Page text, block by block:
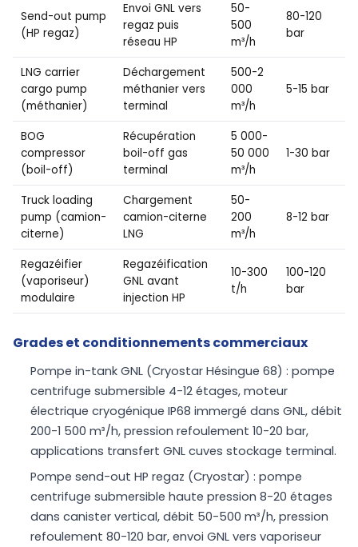
Send-out pump
(HP regaz)
Envoi GNL vers
regaz puis
réseau HP
50-
500
m³/h
80-120
bar
LNG carrier
cargo pump
(méthanier)
Déchargement
méthanier vers
terminal
500-2
000
m³/h
5-15 bar
BOG
compressor
(boil-off)
Récupération
boil-off gas
terminal
5 000-
50 000
m³/h
1-30 bar
Truck loading
pump (camion-
citerne)
Chargement
camion-citerne
LNG
50-
200
m³/h
8-12 bar
Regazéifier
(vaporiseur)
modulaire
Regazéification
GNL avant
injection HP
10-300
t/h
100-120
bar
Grades et conditionnements commerciaux
Pompe in-tank GNL (Cryostar Hésingue 68) : pompe
centrifuge submersible 4-12 étages, moteur
électrique cryogénique IP68 immergé dans GNL, débit
200-1 500 m³/h, pression refoulement 10-20 bar,
applications transfert GNL cuves stockage terminal.
Pompe send-out HP regaz (Cryostar) : pompe
centrifuge submersible haute pression 8-20 étages
dans canister vertical, débit 50-500 m³/h, pression
refoulement 80-120 bar, envoi GNL vers vaporiseur